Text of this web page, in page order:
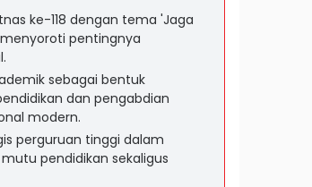
ke-118 dengan tema 'Jaga
pentingnya
sebagai bentuk
dan pengabdian
modern.
perguruan tinggi dalam
pendidikan sekaligus